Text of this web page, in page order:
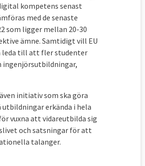
kompetens senast
med de senaste
som ligger mellan 20-30
ämne. Samtidigt vill EU
till att fler studenter
ingenjörsutbildningar,
initiativ som ska göra
erkända i hela
vuxna att vidareutbilda sig
och satsningar för att
talanger.